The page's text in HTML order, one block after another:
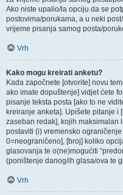
Ako niste upalio/la opciju da se
postovima/porukama, a u neki
vrijeme pisanja samog posta/
Vrh
Kako mogu kreirati anketu?
Kada započnete [otvorite] novu
ako imate dopuštenje] vidjet ćete
pisanje teksta posta [ako to ne
kreiranje anketa]. Upišete pitanje i
zaseban redak], kojih maksimalan
postaviti (i) vremensko
0=neograničeno], [broj] koliko
glasovanja te o(ne)mogućiti
(poništenje danog/ih glasa/ova te
Vrh